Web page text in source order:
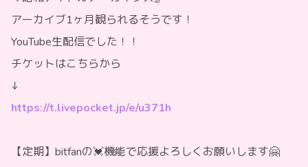
アーカイブ1ヶ月観られるそうです！
YouTube生配信でした！！
チケットはこちらから
↓
https://t.livepocket.jp/e/u371h
【定期】bitfanの💓機能で応援よろしくお願いします🤗